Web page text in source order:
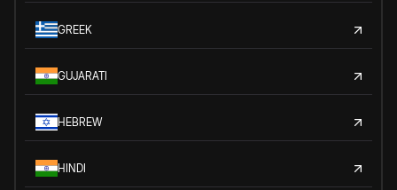
GREEK
GUJARATI
HEBREW
HINDI